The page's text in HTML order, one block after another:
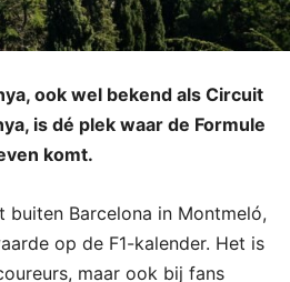
ook wel bekend als Circuit
is dé plek waar de Formule
komt.
buiten Barcelona in Montmeló,
op de F1-kalender. Het is
maar ook bij fans